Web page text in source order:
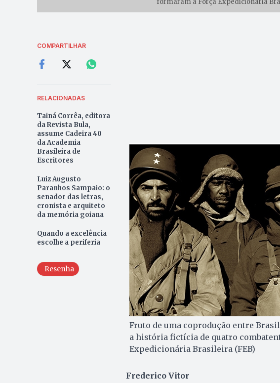
COMPARTILHAR
RELACIONADAS
Tainá Corrêa, editora
da Revista Bula,
assume Cadeira 40
da Academia
Brasileira de
Escritores
Luiz Augusto
Paranhos Sampaio: o
senador das letras,
cronista e arquiteto
da memória goiana
Quando a excelência
escolhe a periferia
Resenha
Fruto de uma coprodução entre
a história fictícia de quatro
Expedicionária Brasileira (FEB)
Frederico Vitor